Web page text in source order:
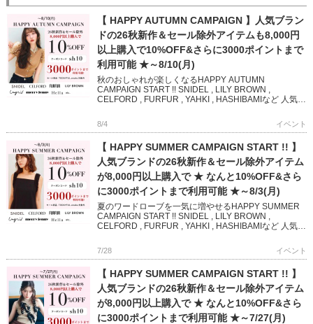
【 HAPPY AUTUMN CAMPAIGN 】人気ブラン
ドの26秋新作＆セール除外アイテムも8,000円
以上購入で10%OFF&さらに3000ポイントまで
利用可能 ★～8/10(月)
秋のおしゃれが楽しくなるHAPPY AUTUMN
CAMPAIGN START !! SNIDEL , LILY BROWN ,
CELFORD , FURFUR , YAHKI , HASHIBAMIなど 人気ブ
8/4 イベント
【 HAPPY SUMMER CAMPAIGN START !! 】
人気ブランドの26秋新作＆セール除外アイテム
が8,000円以上購入で ★ なんと10%OFF&さら
に3000ポイントまで利用可能 ★～8/3(月)
夏のワードローブを一気に増やせるHAPPY SUMMER
CAMPAIGN START !! SNIDEL , LILY BROWN ,
CELFORD , FURFUR , YAHKI , HASHIBAMIなど 人気
7/28 イベント
【 HAPPY SUMMER CAMPAIGN START !! 】
人気ブランドの26秋新作＆セール除外アイテム
が8,000円以上購入で ★ なんと10%OFF&さら
に3000ポイントまで利用可能 ★～7/27(月)